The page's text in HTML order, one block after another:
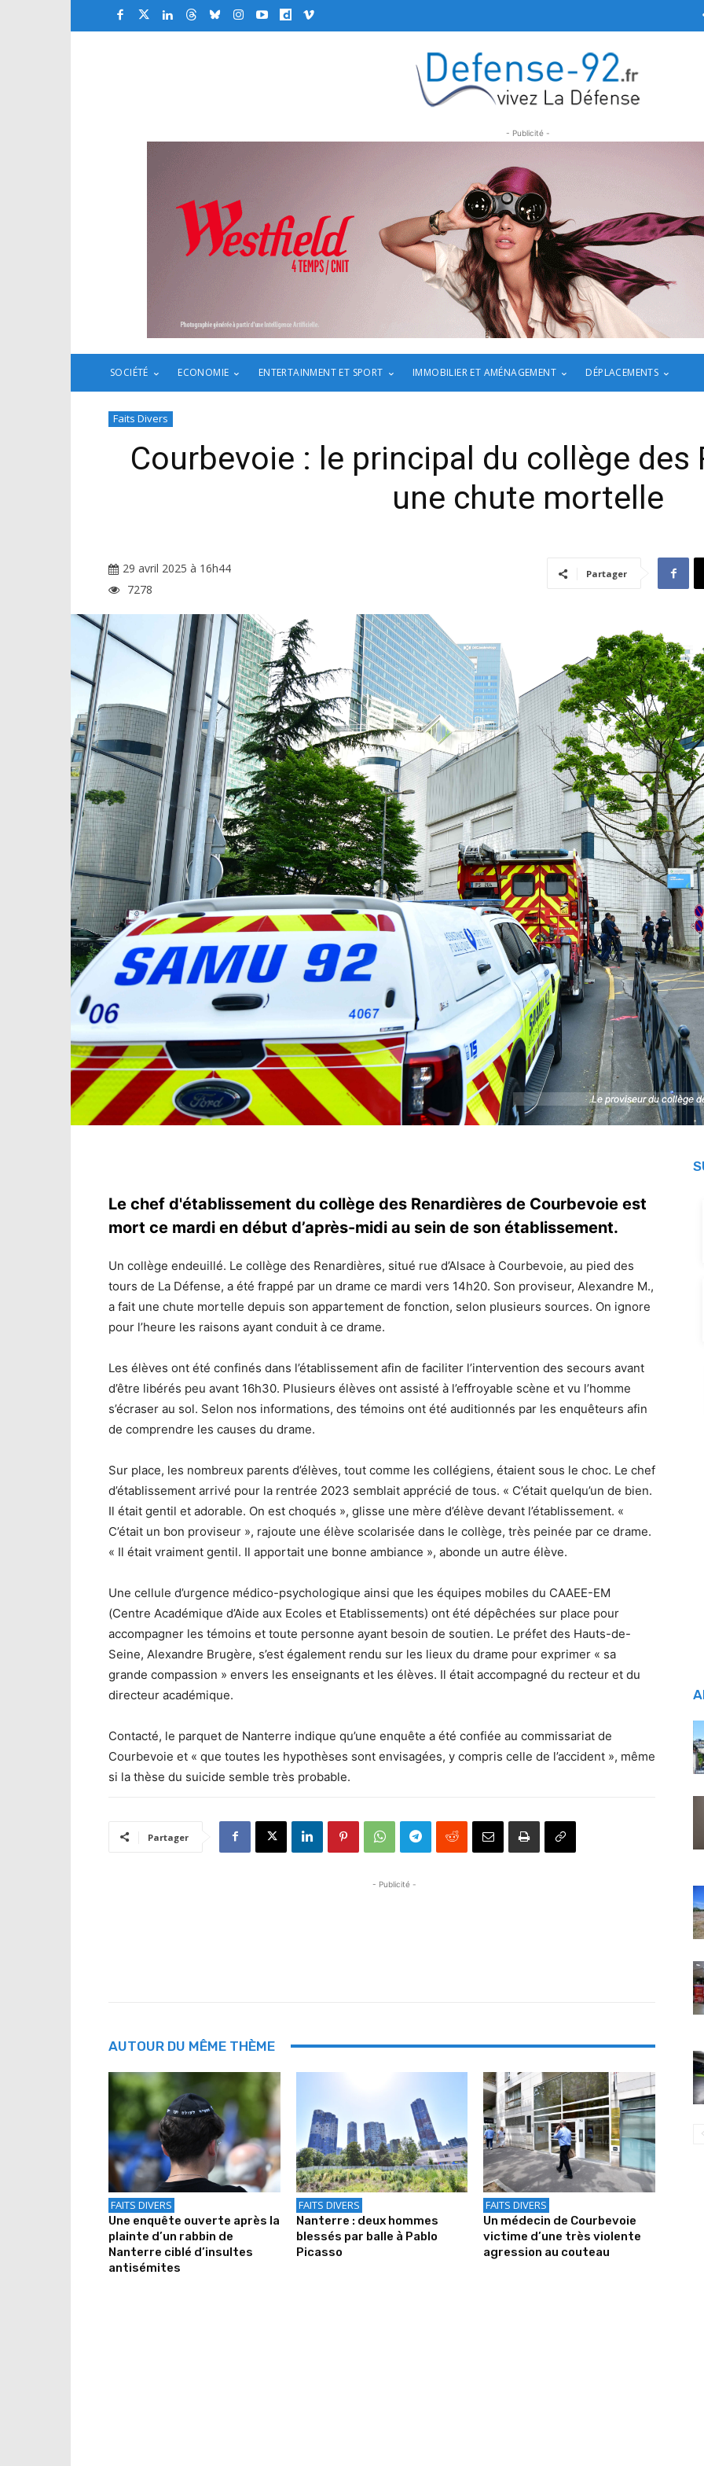
- Publicité -
SOCIÉTÉ ECONOMIE ENTERTAINMENT ET SPORT IMMOBILIER ET AMÉNAGEMENT DÉPLACEMENTS
Faits Divers
Courbevoie : le principal du collège des
une chute mortelle
29 avril 2025 à 16h44
7278
Partager
Le proviseur du collège
Le proviseur du collège
Le chef d'établissement du collège des Renardières de Courbevoie est
mort ce mardi en début d’après-midi au sein de son établissement.
Un collège endeuillé. Le collège des Renardières, situé rue d’Alsace à Courbevoie, au pied des
tours de La Défense, a été frappé par un drame ce mardi vers 14h20. Son proviseur, Alexandre M.,
a fait une chute mortelle depuis son appartement de fonction, selon plusieurs sources. On ignore
pour l’heure les raisons ayant conduit à ce drame.
Les élèves ont été confinés dans l’établissement afin de faciliter l’intervention des secours avant
d’être libérés peu avant 16h30. Plusieurs élèves ont assisté à l’effroyable scène et vu l’homme
s’écraser au sol. Selon nos informations, des témoins ont été auditionnés par les enquêteurs afin
de comprendre les causes du drame.
Sur place, les nombreux parents d’élèves, tout comme les collégiens, étaient sous le choc. Le chef
d’établissement arrivé pour la rentrée 2023 semblait apprécié de tous. « C’était quelqu’un de bien.
Il était gentil et adorable. On est choqués », glisse une mère d’élève devant l’établissement. «
C’était un bon proviseur », rajoute une élève scolarisée dans le collège, très peinée par ce drame.
« Il était vraiment gentil. Il apportait une bonne ambiance », abonde un autre élève.
Une cellule d’urgence médico-psychologique ainsi que les équipes mobiles du CAAEE-EM
(Centre Académique d’Aide aux Ecoles et Etablissements) ont été dépêchées sur place pour
accompagner les témoins et toute personne ayant besoin de soutien. Le préfet des Hauts-de-
Seine, Alexandre Brugère, s’est également rendu sur les lieux du drame pour exprimer « sa
grande compassion » envers les enseignants et les élèves. Il était accompagné du recteur et du
directeur académique.
Contacté, le parquet de Nanterre indique qu’une enquête a été confiée au commissariat de
Courbevoie et « que toutes les hypothèses sont envisagées, y compris celle de l’accident », même
si la thèse du suicide semble très probable.
Partager
- Publicité -
AUTOUR DU MÊME THÈME
FAITS DIVERS
Une enquête ouverte après la
plainte d’un rabbin de
Nanterre ciblé d’insultes
antisémites
FAITS DIVERS
Nanterre : deux hommes
blessés par balle à Pablo
Picasso
FAITS DIVERS
Un médecin de Courbevoie
victime d’une très violente
agression au couteau